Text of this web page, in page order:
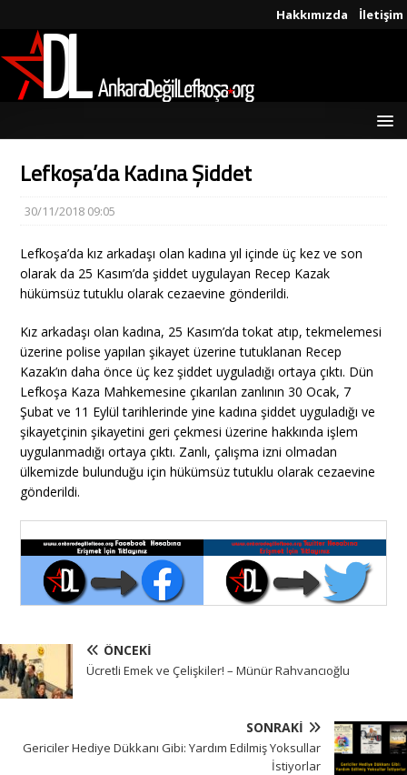
Hakkımızda İletişim
Lefkoşa’da Kadına Şiddet
30/11/2018 09:05
Lefkoşa’da kız arkadaşı olan kadına yıl içinde üç kez ve son
olarak da 25 Kasım’da şiddet uygulayan Recep Kazak
hükümsüz tutuklu olarak cezaevine gönderildi.
Kız arkadaşı olan kadına, 25 Kasım’da tokat atıp, tekmelemesi
üzerine polise yapılan şikayet üzerine tutuklanan Recep
Kazak’ın daha önce üç kez şiddet uyguladığı ortaya çıktı. Dün
Lefkoşa Kaza Mahkemesine çıkarılan zanlının 30 Ocak, 7
Şubat ve 11 Eylül tarihlerinde yine kadına şiddet uyguladığı ve
şikayetçinin şikayetini geri çekmesi üzerine hakkında işlem
uygulanmadığı ortaya çıktı. Zanlı, çalışma izni olmadan
ülkemizde bulunduğu için hükümsüz tutuklu olarak cezaevine
gönderildi.
ÖNCEKI
Ücretli Emek ve Çelişkiler! – Münür Rahvancıoğlu
SONRAKI
Gericiler Hediye Dükkanı Gibi: Yardım Edilmiş Yoksullar
İstiyorlar